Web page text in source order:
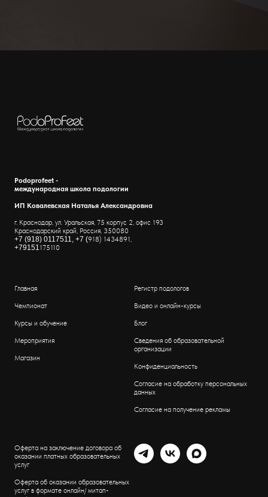
Podoprofeet -
международная школа подологии
ИП Ковалевская Наталья Александровна
г. Краснодар, ул. Уральская, 75 корпус 2, офис 193
Краснодарский край, Россия, 350080
+7 (918) 0117511, +7 (918) 1434891,
+79151175110
Главная
Чемпионат
Курсы и обучение
Мероприятия
Магазин
Регистр подологов
Видео и онлайн-курсы
Блог
Сведения об образовательной
организации
Конфиденциальность
Согласие на обработку персональных
данных
Согласие на получение рекламы
Оферта на заключение договора об
оказании платных образовательных
услуг
Оферта об оказании образовательных
услуг в формате онлайн/ митап-